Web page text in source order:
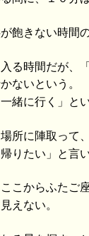
飽きない時間
る時間だが、
ないという。
緒に行く」とい
所に陣取って
りたい」と言
こからふたご
えない。